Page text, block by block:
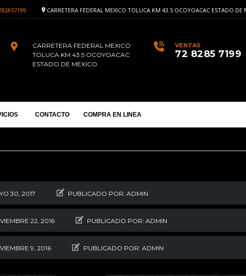
CARRETERA FEDERAL MEXICO TOLUCA KM 43.5 OCOYOACAC ESTADO DE
VENTAS
72 8285 7199
CARRETERA FEDERAL MEXICO
TOLUCA KM 43.5 OCOYOACAC
ESTADO DE MEXICO
CONTACTO COMPRA EN LINEA
30, 2017 PUBLICADO POR: ADMIN
H-D® Toluca 2016
22, 2016 PUBLICADO POR: ADMIN
el BUEN FIN todo
9, 2016 PUBLICADO POR: ADMIN